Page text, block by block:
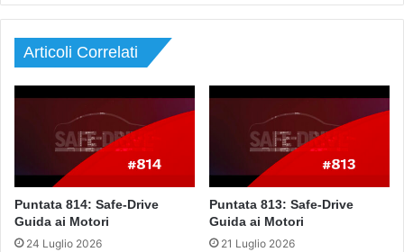
Articoli Correlati
Puntata 814: Safe-Drive
Guida ai Motori
24 Luglio 2026
Puntata 813: Safe-Drive
Guida ai Motori
21 Luglio 2026